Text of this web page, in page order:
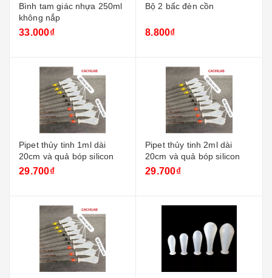
Bình tam giác nhựa 250ml
không nắp
33.000₫
Bộ 2 bấc đèn cồn
8.800₫
Pipet thủy tinh 1ml dài
20cm và quả bóp silicon
29.700₫
Pipet thủy tinh 2ml dài
20cm và quả bóp silicon
29.700₫